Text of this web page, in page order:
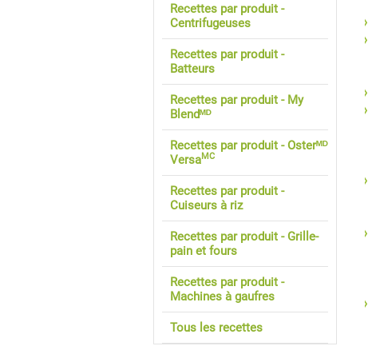
Recettes par produit -
Centrifugeuses
Recettes par produit -
Batteurs
Recettes par produit - My
Blendᴹᴰ
Recettes par produit - Osterᴹᴰ
VersaMC
Recettes par produit -
Cuiseurs à riz
Recettes par produit - Grille-
pain et fours
Recettes par produit -
Machines à gaufres
Tous les recettes